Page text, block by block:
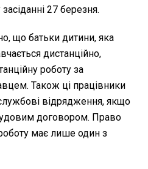
27 березня.
що батьки дитини, яка
дистанційно,
роботу за
Також ці працівники
відрядження, якщо
договором. Право
має лише один з